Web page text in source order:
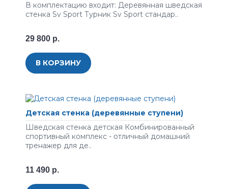
В комплектацию входит: Деревянная шведская
стенка Sv Sport Турник Sv Sport стандар..
29 800 р.
В КОРЗИНУ
Детская стенка (деревянные ступени)
Шведская стенка детская Комбинированный
спортивный комплекс - отличный домашний
тренажер для де..
11 490 р.